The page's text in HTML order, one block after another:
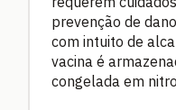
prevenção de
com intuito de
vacina é
congelada em